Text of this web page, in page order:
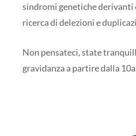
sindromi genetiche derivanti
ricerca di delezioni e
Non pensateci, state
gravidanza a partire dalla